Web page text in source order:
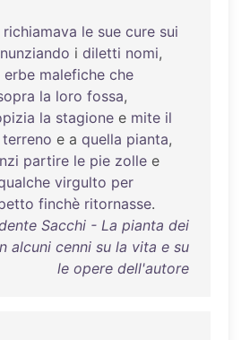
richiamava le sue cure sui
i diletti nomi,
erbe malefiche che
la loro fossa,
la stagione e mite il
terreno e a quella pianta,
partire le pie zolle e
virgulto per
finchè ritornasse.
Sacchi - La pianta dei
alcuni cenni su la vita e su
le opere dell'autore